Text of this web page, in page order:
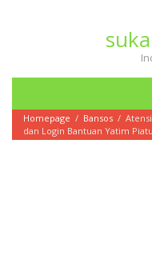
Homepage / Bansos /
dan Login Bantuan Yatim